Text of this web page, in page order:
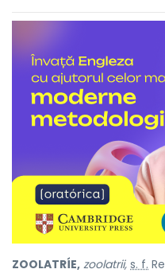
ZOOLATRÍE, zoolatrii, s. f.